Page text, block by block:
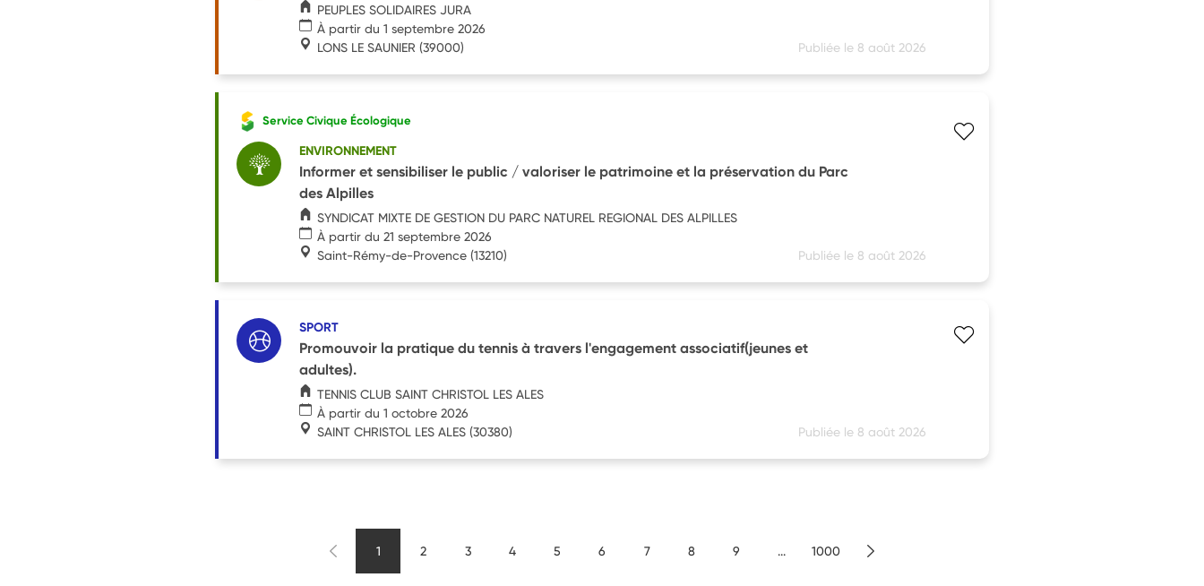
PEUPLES SOLIDAIRES JURA
À partir du 1 septembre 2026
LONS LE SAUNIER (39000) Publiée le 8 août 2026
Service Civique Écologique
ENVIRONNEMENT
Informer et sensibiliser le public / valoriser le patrimoine et la préservation du Parc
des Alpilles
SYNDICAT MIXTE DE GESTION DU PARC NATUREL REGIONAL DES ALPILLES
À partir du 21 septembre 2026
Saint-Rémy-de-Provence (13210) Publiée le 8 août 2026
SPORT
Promouvoir la pratique du tennis à travers l'engagement associatif(jeunes et
adultes).
TENNIS CLUB SAINT CHRISTOL LES ALES
À partir du 1 octobre 2026
SAINT CHRISTOL LES ALES (30380) Publiée le 8 août 2026
1 2 3 4 5 6 7 8 9 ... 1000